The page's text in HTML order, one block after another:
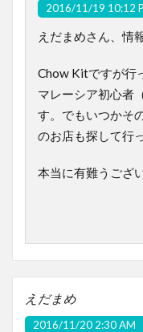
2016/11/19 10:12
えだまめさん、情
Chow Kitですが行
マレーシア初心者
す。でもいつかそ
のお店も探して行
本当に有難うござ
えだまめ
2016/11/20 2:30 AM